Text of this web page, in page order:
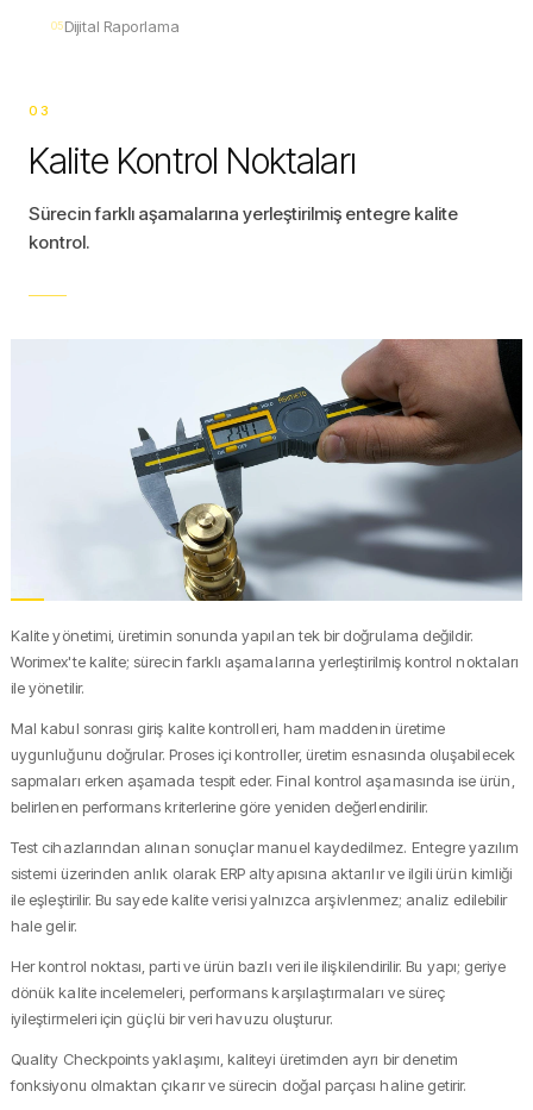
05Dijital Raporlama
03
Kalite Kontrol Noktaları
Sürecin farklı aşamalarına yerleştirilmiş entegre kalite
kontrol.
Kalite yönetimi, üretimin sonunda yapılan tek bir doğrulama değildir.
Worimex'te kalite; sürecin farklı aşamalarına yerleştirilmiş kontrol noktaları
ile yönetilir.
Mal kabul sonrası giriş kalite kontrolleri, ham maddenin üretime
uygunluğunu doğrular. Proses içi kontroller, üretim esnasında oluşabilecek
sapmaları erken aşamada tespit eder. Final kontrol aşamasında ise ürün,
belirlenen performans kriterlerine göre yeniden değerlendirilir.
Test cihazlarından alınan sonuçlar manuel kaydedilmez. Entegre yazılım
sistemi üzerinden anlık olarak ERP altyapısına aktarılır ve ilgili ürün kimliği
ile eşleştirilir. Bu sayede kalite verisi yalnızca arşivlenmez; analiz edilebilir
hale gelir.
Her kontrol noktası, parti ve ürün bazlı veri ile ilişkilendirilir. Bu yapı; geriye
dönük kalite incelemeleri, performans karşılaştırmaları ve süreç
iyileştirmeleri için güçlü bir veri havuzu oluşturur.
Quality Checkpoints yaklaşımı, kaliteyi üretimden ayrı bir denetim
fonksiyonu olmaktan çıkarır ve sürecin doğal parçası haline getirir.